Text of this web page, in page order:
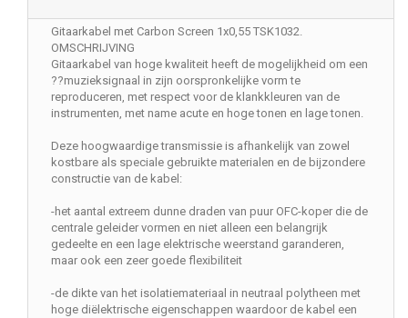
Gitaarkabel met Carbon Screen 1x0,55 TSK1032.
OMSCHRIJVING
Gitaarkabel van hoge kwaliteit heeft de mogelijkheid om een
??muzieksignaal in zijn oorspronkelijke vorm te
reproduceren, met respect voor de klankkleuren van de
instrumenten, met name acute en hoge tonen en lage tonen.
Deze hoogwaardige transmissie is afhankelijk van zowel
kostbare als speciale gebruikte materialen en de bijzondere
constructie van de kabel:
-het aantal extreem dunne draden van puur OFC-koper die de
centrale geleider vormen en niet alleen een belangrijk
gedeelte en een lage elektrische weerstand garanderen,
maar ook een zeer goede flexibiliteit
-de dikte van het isolatiemateriaal in neutraal polytheen met
hoge diëlektrische eigenschappen waardoor de kabel een